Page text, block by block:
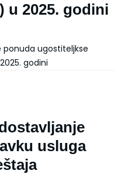
u 2025. godini
ponuda ugostiteljkse
godini
usluga